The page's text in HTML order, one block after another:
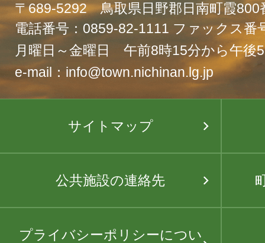
〒689-5292 鳥取県日野郡日南町霞800
電話番号：0859-82-1111 ファックス番
月曜日～金曜日 午前8時15分から午後
e-mail：info@town.nichinan.lg.jp
サイトマップ
公共施設の連絡先
プライバシーポリシーについ